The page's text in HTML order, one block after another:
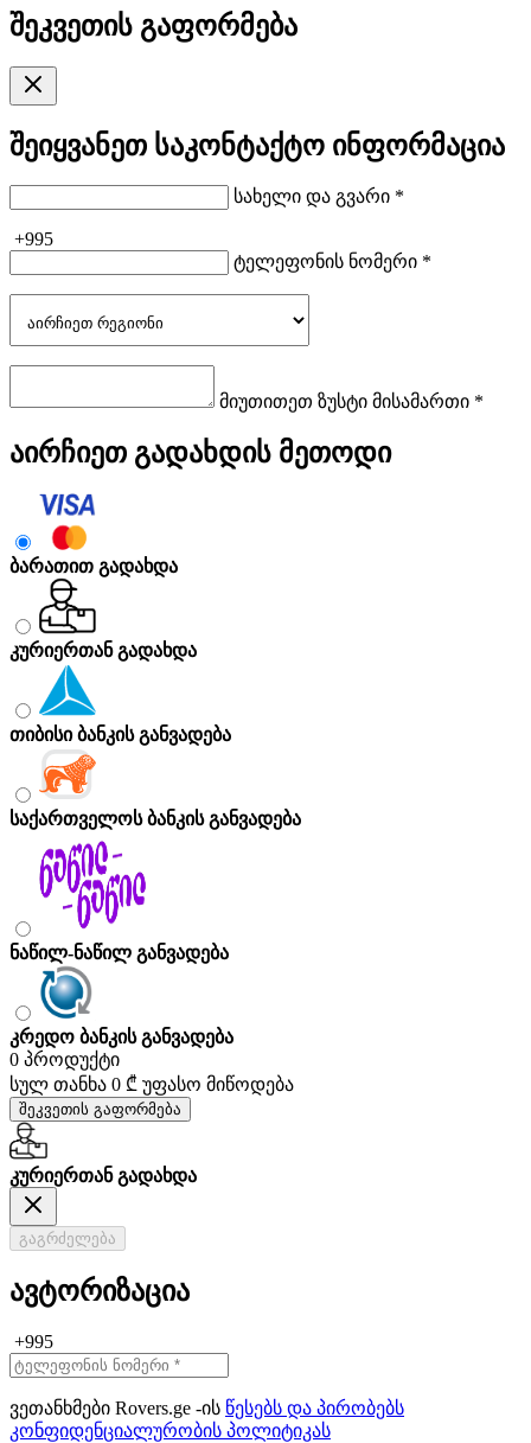
შეკვეთის გაფორმება
შეიყვანეთ საკონტაქტო ინფორმაცია
სახელი და გვარი *
+995
ტელეფონის ნომერი *
მიუთითეთ ზუსტი მისამართი *
აირჩიეთ გადახდის მეთოდი
ბარათით გადახდა
კურიერთან გადახდა
თიბისი ბანკის განვადება
საქართველოს ბანკის განვადება
ნაწილ-ნაწილ განვადება
კრედო ბანკის განვადება
0 პროდუქტი
სულ თანხა 0 ₾ უფასო მიწოდება
შეკვეთის გაფორმება
კურიერთან გადახდა
გაგრძელება
ავტორიზაცია
+995
ვეთანხმები Rovers.ge -ის წესებს და პირობებს
კონფიდენციალურობის პოლიტიკას